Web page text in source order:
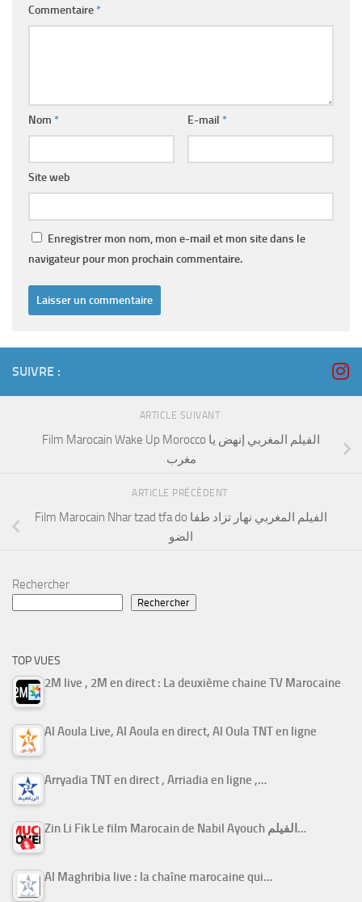
Commentaire*
Nom * E-mail *
Site web
Enregistrer mon nom, mon e-mail et mon site dans le
navigateur pour mon prochain commentaire.
SUIVRE :
ARTICLE SUIVANT
Film Marocain Wake Up Morocco الفيلم المغربي إنهض يا
مغرب
ARTICLE PRÉCÉDENT
Film Marocain Nhar tzad tfa do الفيلم المغربي نهار تزاد طفا
الضو
Rechercher
Rechercher
TOP VUES
2M live , 2M en direct : La deuxième chaine TV Marocaine
Al Aoula Live, Al Aoula en direct, Al Oula TNT en ligne
Arryadia TNT en direct , Arriadia en ligne ,…
Zin Li Fik Le film Marocain de Nabil Ayouch الفيلم…
Al Maghribia live : la chaîne marocaine qui…